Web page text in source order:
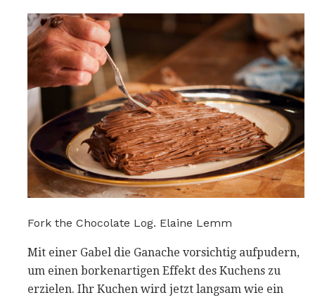
Fork the Chocolate Log. Elaine Lemm
Mit einer Gabel die Ganache vorsichtig aufpudern,
um einen borkenartigen Effekt des Kuchens zu
erzielen. Ihr Kuchen wird jetzt langsam wie ein